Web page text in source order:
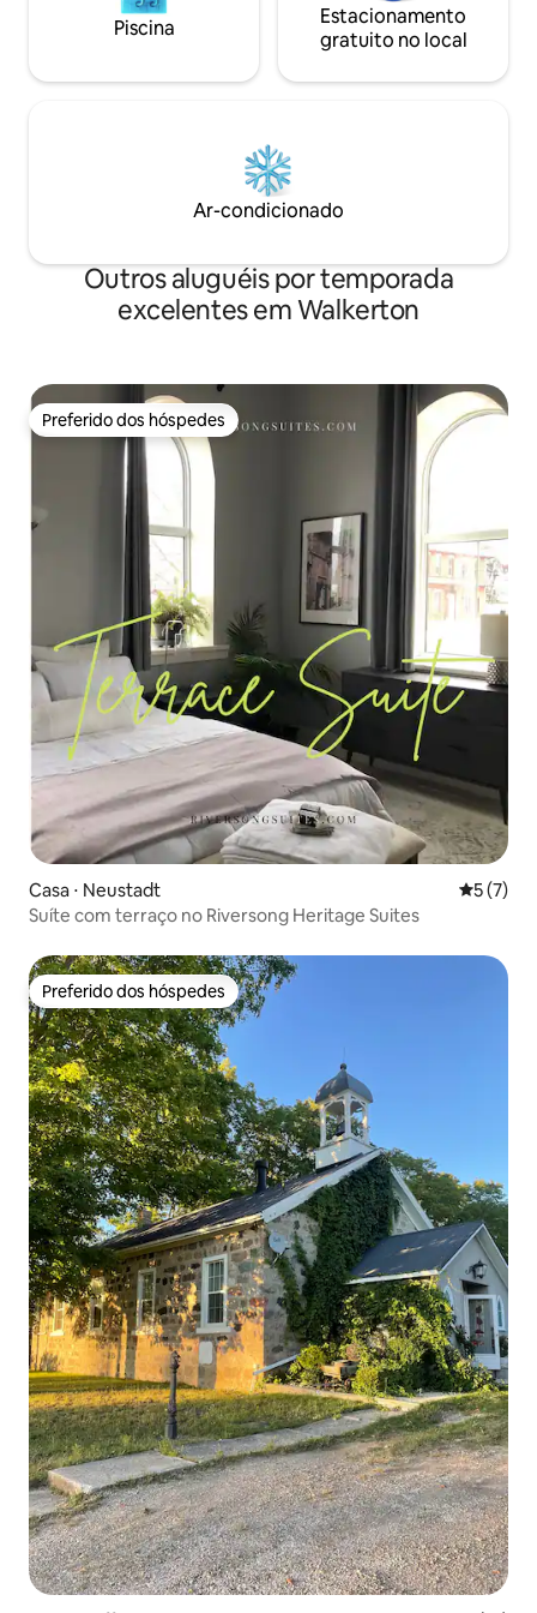
Piscina
Estacionamento
gratuito no local
Ar-condicionado
Outros aluguéis por temporada
excelentes em Walkerton
Preferido dos hóspedes
Preferido dos hóspedes
Casa ⋅ Neustadt 5 de
5 (7)
Suíte com terraço no Riversong Heritage Suites
Preferido dos hóspedes
Preferido dos hóspedes